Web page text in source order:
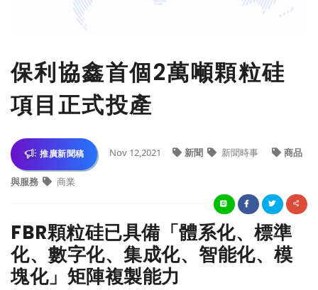
保利協鑫首個2萬噸顆粒硅
項目正式投產
推廣新聞稿 Nov 12,2021 新聞 新聞時事 商品
與服務 商業
FBR顆粒硅已具備「體系化、標準
化、數字化、集成化、智能化、模
塊化」矩陣複製能力